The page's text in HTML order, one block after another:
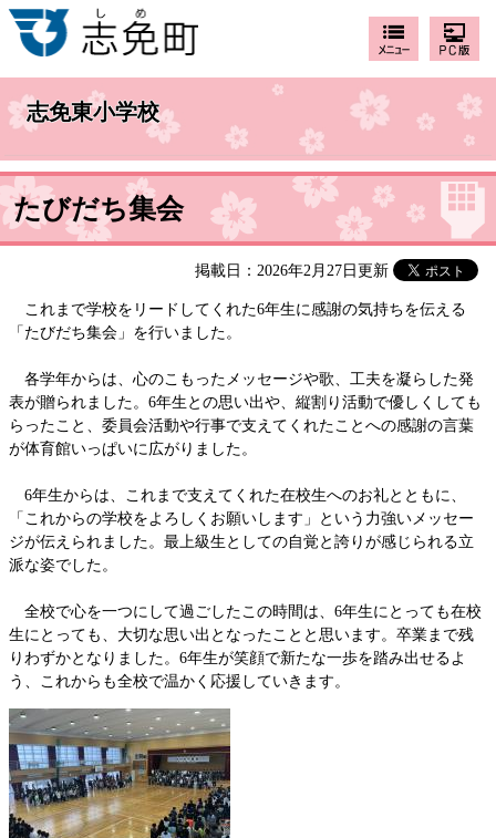
志免東小学校
たびだち集会
掲載日：2026年2月27日更新
これまで学校をリードしてくれた6年生に感謝の気持ちを伝える
「たびだち集会」を行いました。
各学年からは、心のこもったメッセージや歌、工夫を凝らした発
表が贈られました。6年生との思い出や、縦割り活動で優しくしても
らったこと、委員会活動や行事で支えてくれたことへの感謝の言葉
が体育館いっぱいに広がりました。
6年生からは、これまで支えてくれた在校生へのお礼とともに、
「これからの学校をよろしくお願いします」という力強いメッセー
ジが伝えられました。最上級生としての自覚と誇りが感じられる立
派な姿でした。
全校で心を一つにして過ごしたこの時間は、6年生にとっても在校
生にとっても、大切な思い出となったことと思います。卒業まで残
りわずかとなりました。6年生が笑顔で新たな一歩を踏み出せるよ
う、これからも全校で温かく応援していきます。